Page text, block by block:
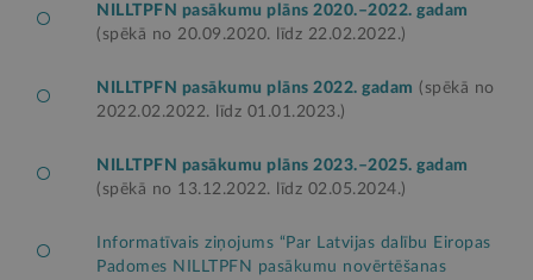
NILLTPFN pasākumu plāns 2020.–2022. gadam
(spēkā no 20.09.2020. līdz 22.02.2022.)
NILLTPFN pasākumu plāns 2022. gadam (spēkā no
2022.02.2022. līdz 01.01.2023.)
NILLTPFN pasākumu plāns 2023.–2025. gadam
(spēkā no 13.12.2022. līdz 02.05.2024.)
Informatīvais ziņojums “Par Latvijas dalību Eiropas
Padomes NILLTPFN pasākumu novērtēšanas